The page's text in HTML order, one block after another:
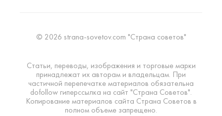
© 2026 strana-sovetov.com "Страна советов"
Статьи, переводы, изображения и торговые марки
принадлежат их авторам и владельцам. При
частичной перепечатке материалов обязательна
dofollow гиперссылка на сайт "Страна Советов".
Копирование материалов сайта Страна Советов в
полном объеме запрещено.